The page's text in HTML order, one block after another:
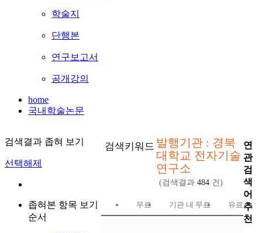
학술지
단행본
연구보고서
공개강의
home
국내학술논문
검색결과 좁혀 보기
선택해제
좁혀본 항목 보기
순서
검색키워드 발행기관 : 경북
대학교 전자기술
연구소
(검색결과 484 건)
무료 기관 내 무료 유료
연
관
검
색
어
추
천